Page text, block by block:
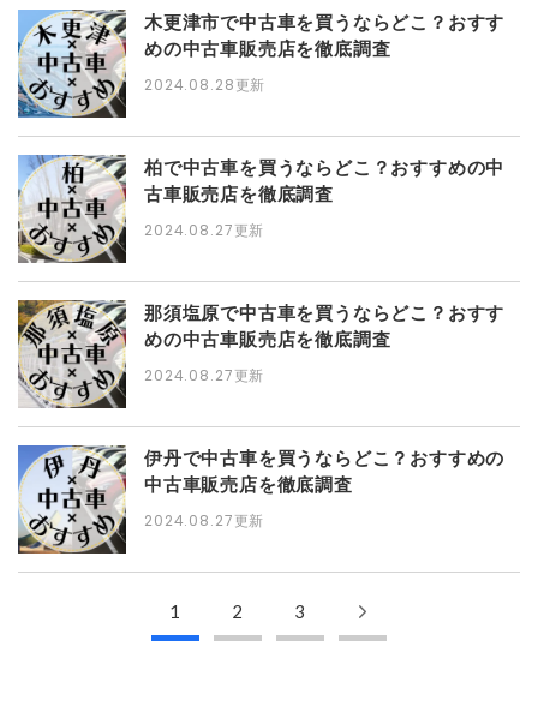
木更津市で中古車を買うならどこ？おすす
めの中古車販売店を徹底調査
2024.08.28更新
柏で中古車を買うならどこ？おすすめの中
古車販売店を徹底調査
2024.08.27更新
那須塩原で中古車を買うならどこ？おすす
めの中古車販売店を徹底調査
2024.08.27更新
伊丹で中古車を買うならどこ？おすすめの
中古車販売店を徹底調査
2024.08.27更新
1 2 3